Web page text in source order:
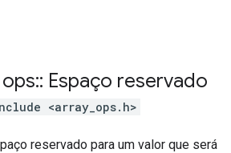
ops:: Espaço reservado
<array_ops.h>
reservado para um valor que será